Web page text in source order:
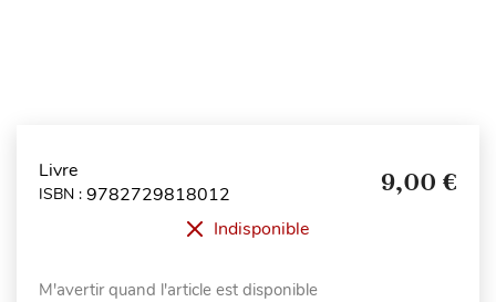
Livre
ISBN : 9782729818012 9,00 €
Indisponible
M'avertir quand l'article est disponible